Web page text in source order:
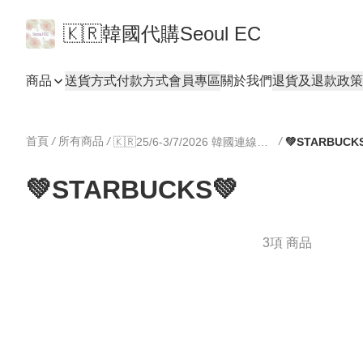
🇰🇷韓國代購Seoul EC
商品 送貨方式付款方式會員專區關於我們退貨及退款政策
首頁 / 所有商品 / /
💚STARBUCKS💚
3項 商品